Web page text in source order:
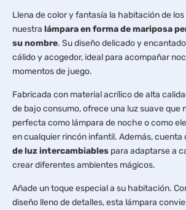
Llena de color y fantasía la habitación de
nuestra lámpara en forma de mariposa
su nombre. Su diseño delicado y
cálido y acogedor, ideal para acompañar
momentos de juego.
Fabricada con material acrílico de alta
de bajo consumo, ofrece una luz suave que
perfecta como lámpara de noche o como
en cualquier rincón infantil. Además, cuenta
de luz intercambiables para adaptarse a
crear diferentes ambientes mágicos.
Añade un toque especial a su habitación.
diseño lleno de detalles, esta lámpara